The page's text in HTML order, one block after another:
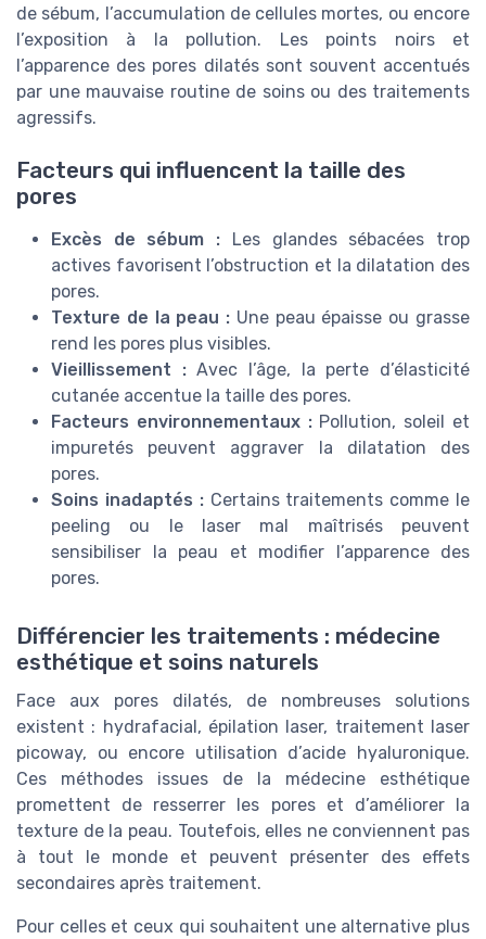
de sébum, l’accumulation de cellules mortes, ou encore
l’exposition à la pollution. Les points noirs et
l’apparence des pores dilatés sont souvent accentués
par une mauvaise routine de soins ou des traitements
agressifs.
Facteurs qui influencent la taille des
pores
Excès de sébum : Les glandes sébacées trop
actives favorisent l’obstruction et la dilatation des
pores.
Texture de la peau : Une peau épaisse ou grasse
rend les pores plus visibles.
Vieillissement :Avec l’âge, la perte d’élasticité
cutanée accentue la taille des pores.
Facteurs environnementaux :Pollution, soleil et
impuretés peuvent aggraver la dilatation des
pores.
Soins inadaptés :Certains traitements comme le
peeling ou le laser mal maîtrisés peuvent
sensibiliser la peau et modifier l’apparence des
pores.
Différencier les traitements : médecine
esthétique et soins naturels
Face aux pores dilatés, de nombreuses solutions
existent : hydrafacial, épilation laser, traitement laser
picoway, ou encore utilisation d’acide hyaluronique.
Ces méthodes issues de la médecine esthétique
promettent de resserrer les pores et d’améliorer la
texture de la peau. Toutefois, elles ne conviennent pas
à tout le monde et peuvent présenter des effets
secondaires après traitement.
Pour celles et ceux qui souhaitent une alternative plus